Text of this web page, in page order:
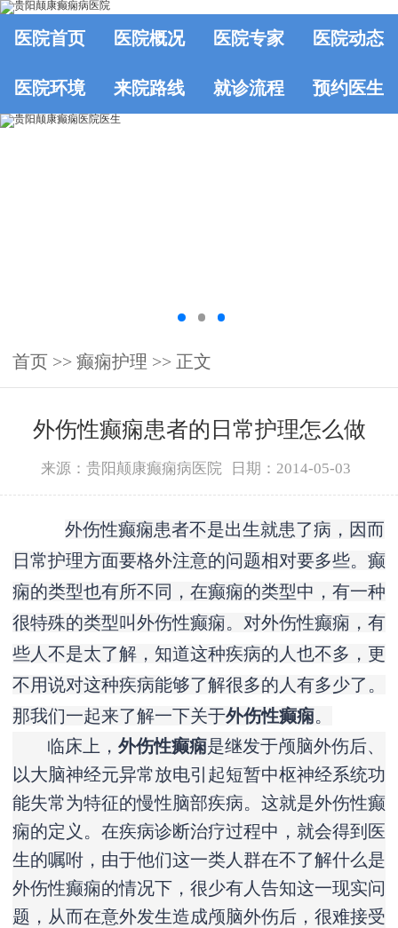
医院首页 医院概况 医院专家 医院动态
医院环境 来院路线 就诊流程 预约医生
首页 >> 癫痫护理 >> 正文
外伤性癫痫患者的日常护理怎么做
来源：贵阳颠康癫痫病医院 日期：2014-05-03
外伤性癫痫患者不是出生就患了病，因而
日常护理方面要格外注意的问题相对要多些。癫
痫的类型也有所不同，在癫痫的类型中，有一种
很特殊的类型叫外伤性癫痫。对外伤性癫痫，有
些人不是太了解，知道这种疾病的人也不多，更
不用说对这种疾病能够了解很多的人有多少了。
那我们一起来了解一下关于外伤性癫痫。
临床上，外伤性癫痫是继发于颅脑外伤后、
以大脑神经元异常放电引起短暂中枢神经系统功
能失常为特征的慢性脑部疾病。这就是外伤性癫
痫的定义。在疾病诊断治疗过程中，就会得到医
生的嘱咐，由于他们这一类人群在不了解什么是
外伤性癫痫的情况下，很少有人告知这一现实问
题，从而在意外发生造成颅脑外伤后，很难接受